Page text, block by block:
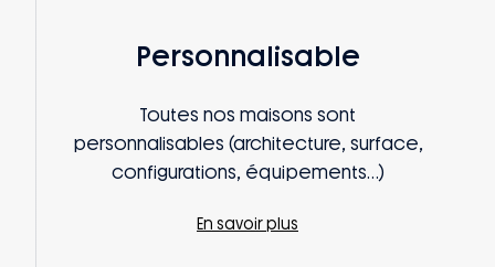
Personnalisable
Toutes nos maisons sont
personnalisables (architecture, surface,
configurations, équipements…)
En savoir plus